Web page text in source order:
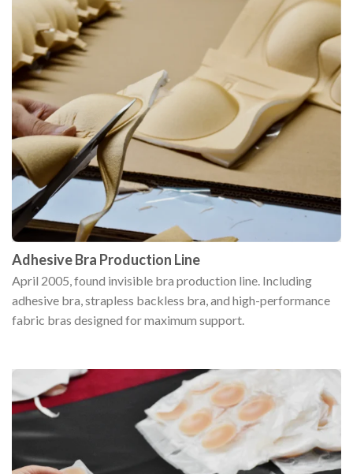
Adhesive Bra Production Line
April 2005, found invisible bra production line. Including
adhesive bra, strapless backless bra, and high-performance
fabric bras designed for maximum support.